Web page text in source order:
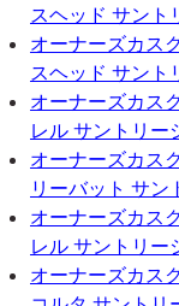
スヘッド サント
オーナーズカス
スヘッド サント
オーナーズカス
レル サントリー
オーナーズカス
リーバット サン
オーナーズカス
レル サントリー
オーナーズカス